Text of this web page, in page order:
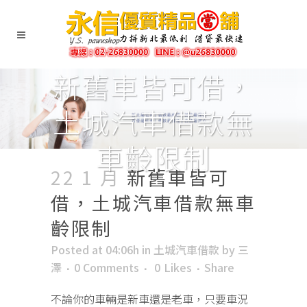
新舊車皆可借，
土城汽車借款無
車齡限制
22 1 月新舊車皆可
借，土城汽車借款無車
齡限制
Posted at 04:06h in 土城汽車借款 by 三
澤
0 Comments 0 Likes
Share
不論你的車輛是新車還是老車，只要車況